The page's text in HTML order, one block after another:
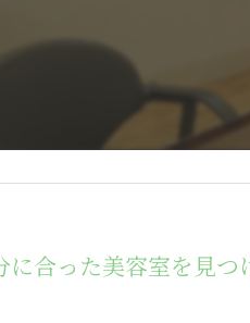
に合った美容室を見つ